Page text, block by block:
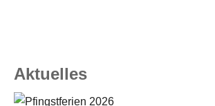
Aktuelles